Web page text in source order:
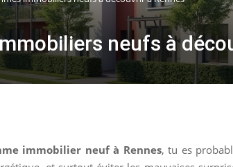
neufs à
immobilier neuf à Rennes, tu es